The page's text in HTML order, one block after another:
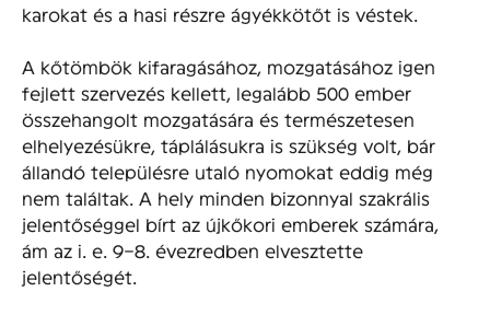
karokat és a hasi részre ágyékkötőt is véstek.
A kőtömbök kifaragásához, mozgatásához igen
fejlett szervezés kellett, legalább 500 ember
összehangolt mozgatására és természetesen
elhelyezésükre, táplálásukra is szükség volt, bár
állandó településre utaló nyomokat eddig még
nem találtak. A hely minden bizonnyal szakrális
jelentőséggel bírt az újkőkori emberek számára,
ám az i. e. 9–8. évezredben elvesztette
jelentőségét.